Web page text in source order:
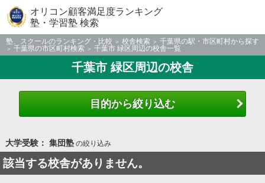
オリコン顧客満足度ランキング
塾・学習塾 検索
塾、スクールのランキング・比較 校舎検索
千葉県の駅・市区町村から探す
千葉県の市区町村検索
千葉市 緑区周辺の校舎一覧
千葉市 緑区周辺の校舎
目的から絞り込む
大学受験： 集団塾の絞り込み
該当する校舎がありません。